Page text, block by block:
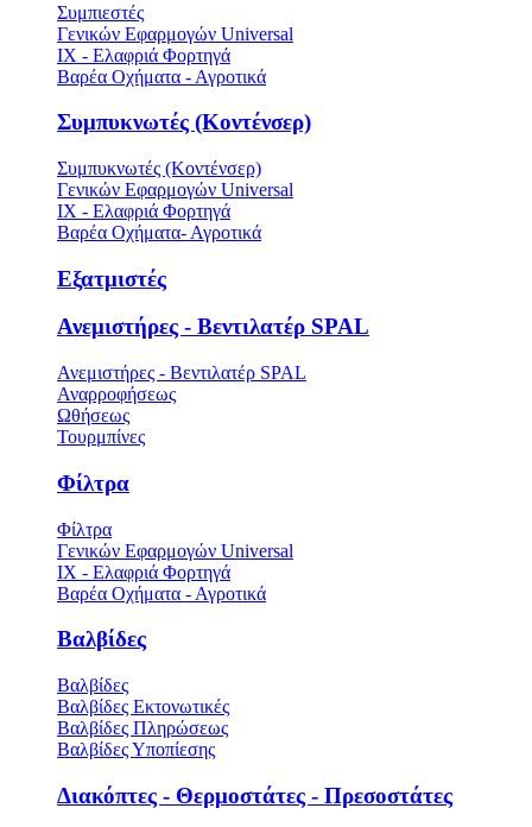
Συμπιεστές
Γενικών Εφαρμογών Universal
ΙΧ - Ελαφριά Φορτηγά
Βαρέα Οχήματα - Αγροτικά
Συμπυκνωτές (Κοντένσερ)
Συμπυκνωτές (Κοντένσερ)
Γενικών Εφαρμογών Universal
ΙΧ - Ελαφριά Φορτηγά
Βαρέα Οχήματα- Αγροτικά
Εξατμιστές
Ανεμιστήρες - Βεντιλατέρ SPAL
Ανεμιστήρες - Βεντιλατέρ SPAL
Αναρροφήσεως
Ωθήσεως
Τουρμπίνες
Φίλτρα
Φίλτρα
Γενικών Εφαρμογών Universal
ΙΧ - Ελαφριά Φορτηγά
Βαρέα Οχήματα - Αγροτικά
Βαλβίδες
Βαλβίδες
Βαλβίδες Εκτονωτικές
Βαλβίδες Πληρώσεως
Βαλβίδες Υποπίεσης
Διακόπτες - Θερμοστάτες - Πρεσοστάτες